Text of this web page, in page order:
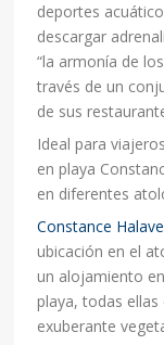
deportes
descargar
“la armonía de
través de un
de sus
Ideal para
en playa
en diferentes
Constance
ubicación en el
un alojamiento
playa, todas
exuberante